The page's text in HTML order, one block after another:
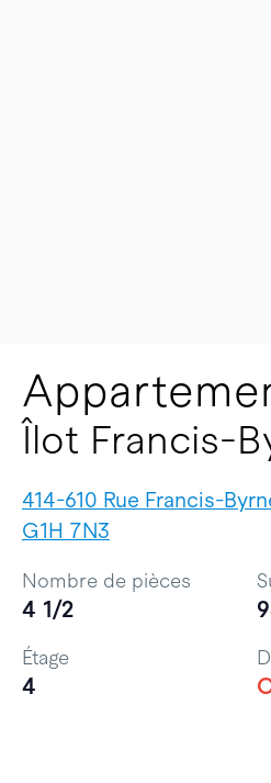
Îlot Francis-
414-610 Rue Francis-
G1H 7N3
Nombre de pièces
4 1/2
Étage
4